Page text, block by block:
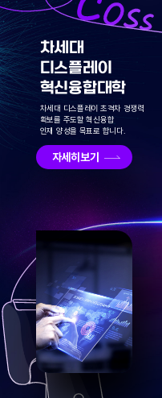
차세대
디스플레이
혁신융합대학
차세대 디스플레이 초격차 경쟁력
확보를 주도할 혁신융합
인재 양성을 목표로 합니다.
자세히보기